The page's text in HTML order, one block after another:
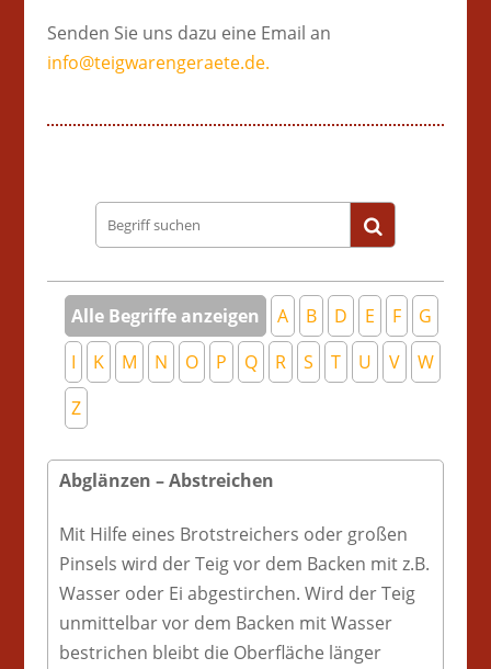
Senden Sie uns dazu eine Email an
info@teigwarengeraete.de.
Begriff
suchen
Alle Begriffe anzeigen A B D E F
G
I
K M N O P Q R S T U V
W
Z
Abglänzen – Abstreichen
Mit Hilfe eines Brotstreichers oder großen
Pinsels wird der Teig vor dem Backen mit z.B.
Wasser oder Ei abgestirchen. Wird der Teig
unmittelbar vor dem Backen mit Wasser
bestrichen bleibt die Oberfläche länger